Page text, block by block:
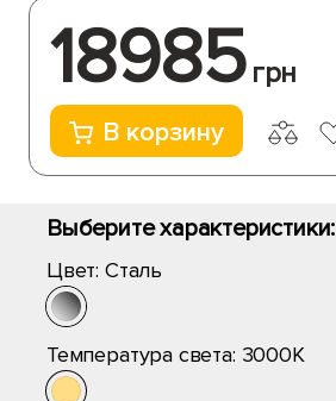
18985 грн
В корзину
Выберите характеристики:
Цвет: Сталь
Температура света: 3000K